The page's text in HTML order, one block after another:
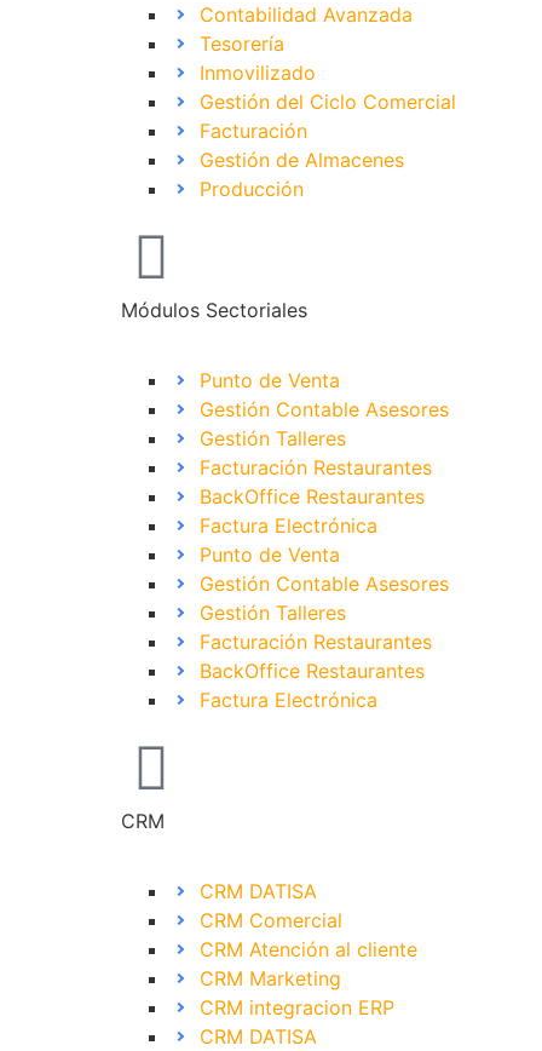
Contabilidad Avanzada
Tesorería
Inmovilizado
Gestión del Ciclo Comercial
Facturación
Gestión de Almacenes
Producción
Módulos Sectoriales
Punto de Venta
Gestión Contable Asesores
Gestión Talleres
Facturación Restaurantes
BackOffice Restaurantes
Factura Electrónica
Punto de Venta
Gestión Contable Asesores
Gestión Talleres
Facturación Restaurantes
BackOffice Restaurantes
Factura Electrónica
CRM
CRM DATISA
CRM Comercial
CRM Atención al cliente
CRM Marketing
CRM integracion ERP
CRM DATISA